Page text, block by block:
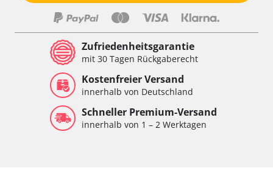
Zufriedenheitsgarantie
mit 30 Tagen Rückgaberecht
Kostenfreier Versand
innerhalb von Deutschland
Schneller Premium-Versand
innerhalb von 1 – 2 Werktagen